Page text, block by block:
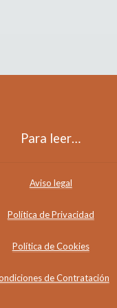
Para leer…
Aviso legal
Política de Privacidad
Política de Cookies
de Contratación